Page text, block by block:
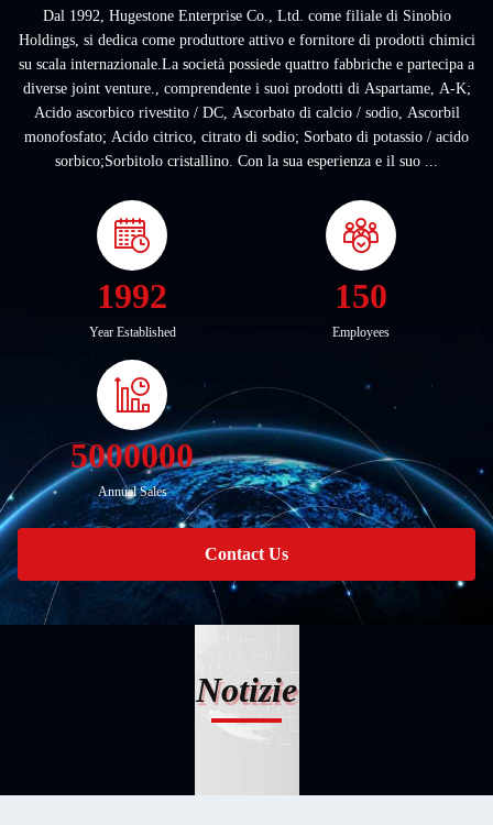
Dal 1992, Hugestone Enterprise Co., Ltd. come filiale di Sinobio
Holdings, si dedica come produttore attivo e fornitore di prodotti chimici
su scala internazionale.La società possiede quattro fabbriche e partecipa a
diverse joint venture., comprendente i suoi prodotti di Aspartame, A-K;
Acido ascorbico rivestito / DC, Ascorbato di calcio / sodio, Ascorbil
monofosfato; Acido citrico, citrato di sodio; Sorbato di potassio / acido
sorbico;Sorbitolo cristallino. Con la sua esperienza e il suo ...
1992
Year Established
150
Employees
5000000
Annual Sales
Contact Us
Notizie